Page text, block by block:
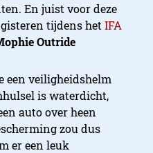
En juist voor deze
gisteren tijdens het IFA
Outride
een veiligheidshelm
is waterdicht,
auto over heen
zou dus
er een leuk